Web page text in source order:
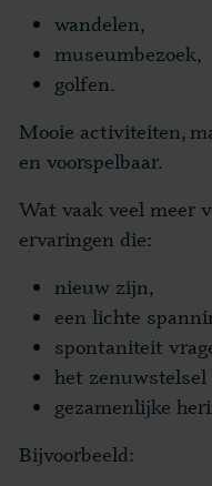
wandelen,
museumbezoek,
golfen.
Mooie activiteiten,
en voorspelbaar.
Wat vaak veel meer
ervaringen die:
nieuw zijn,
een lichte
spontaniteit
het zenuwstelsel
gezamenlijke
Bijvoorbeeld: